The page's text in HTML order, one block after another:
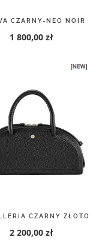
CZARNY-NEO NOIR
1 800,00 zł
CZARNY ZŁOTO
2 200,00 zł